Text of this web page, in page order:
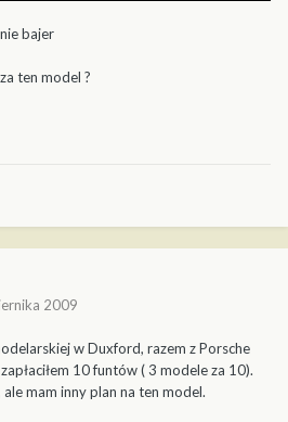
bajer
ten model ?
2009
w Duxford, razem z Porsche
10 funtów ( 3 modele za 10).
mam inny plan na ten model.